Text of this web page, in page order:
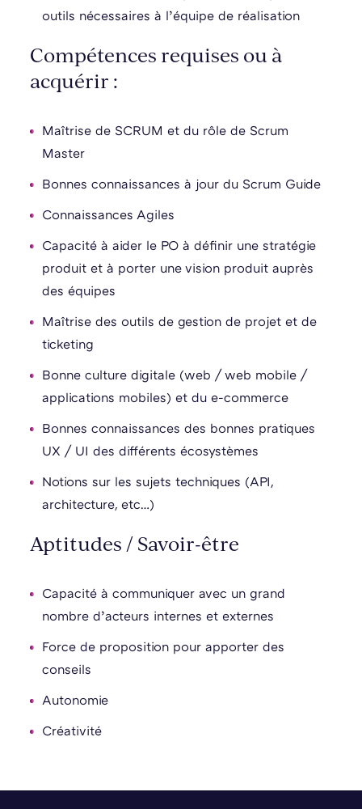
outils nécessaires à l’équipe de réalisation
Compétences requises ou à
acquérir :
Maîtrise de SCRUM et du rôle de Scrum
Master
Bonnes connaissances à jour du Scrum Guide
Connaissances Agiles
Capacité à aider le PO à définir une stratégie
produit et à porter une vision produit auprès
des équipes
Maîtrise des outils de gestion de projet et de
ticketing
Bonne culture digitale (web / web mobile /
applications mobiles) et du e-commerce
Bonnes connaissances des bonnes pratiques
UX / UI des différents écosystèmes
Notions sur les sujets techniques (API,
architecture, etc…)
Aptitudes / Savoir-être
Capacité à communiquer avec un grand
nombre d’acteurs internes et externes
Force de proposition pour apporter des
conseils
Autonomie
Créativité